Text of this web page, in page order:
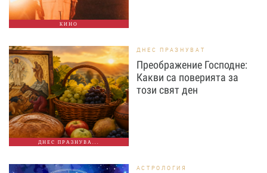
КИНО
ДНЕС ПРАЗНУВА...
ДНЕС ПРАЗНУВАТ
Преображение Господне:
Какви са поверията за
този свят ден
АСТРОЛОГИЯ